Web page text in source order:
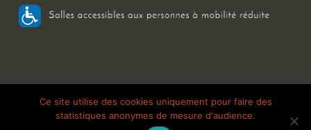
Copyright 2026 Le Bal Blomet | Tous droits réservés | Mentions légales
Galerie photo
Ce site utilise des cookies uniquement pour faire des
statistiques anonymes de mesure d'audience.